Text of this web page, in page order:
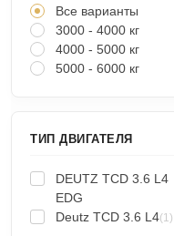
Все варианты
3000 - 4000 кг
4000 - 5000 кг
5000 - 6000 кг
ТИП ДВИГАТЕЛЯ
DEUTZ TCD 3.6 L4
EDG
Deutz TCD 3.6 L4(1)